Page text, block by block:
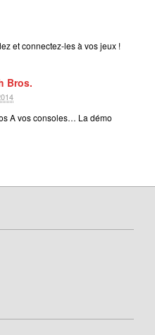
et connectez-les à vos jeux !
Bros.
A vos consoles… La démo